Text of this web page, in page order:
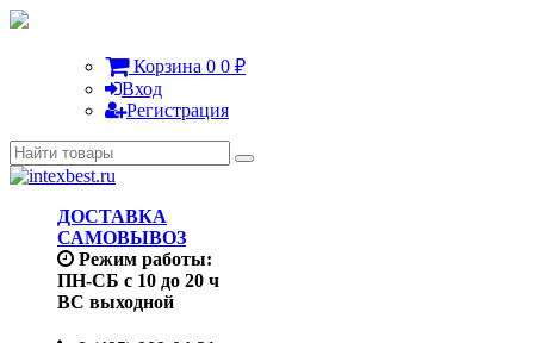
Корзина 0 0 ₽
Вход
Регистрация
ДОСТАВКА
САМОВЫВОЗ
Режим работы:
ПН-СБ с 10 до 20 ч
ВС выходной